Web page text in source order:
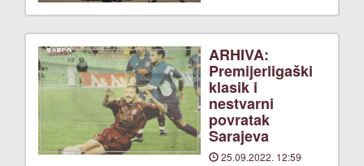
ARHIVA:
Premijerligaški
klasik i
nestvarni
povratak
Sarajeva
25.09.2022. 12:59